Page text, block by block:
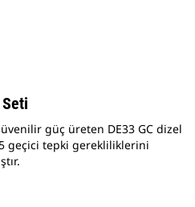
güç üreten DE33 GC dizel
geçici tepki gerekliliklerini